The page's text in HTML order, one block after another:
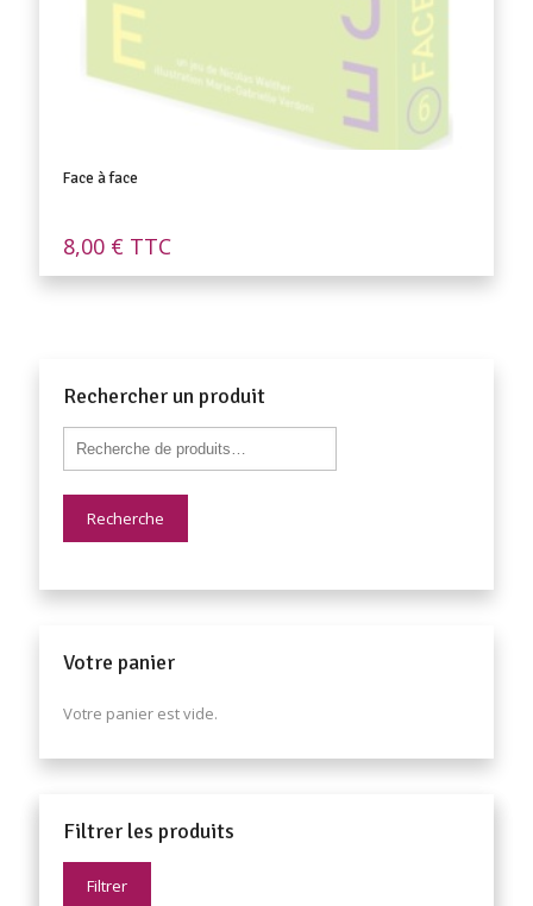
Face à face
8,00 € TTC
Rechercher un produit
Recherche
Votre panier
Votre panier est vide.
Filtrer les produits
Filtrer